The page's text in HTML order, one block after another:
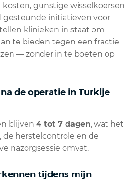
kosten, gunstige wisselkoersen
gesteunde initiatieven voor
klinieken in staat om
te bieden tegen een fractie
— zonder in te boeten op
de operatie in Turkije
blijven 4 tot 7 dagen, wat het
de herstelcontrole en de
nazorgsessie omvat.
tijdens mijn